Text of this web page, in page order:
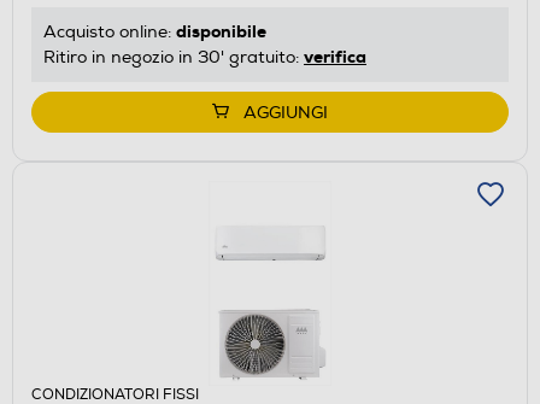
Acquisto online: disponibile
Ritiro in negozio in 30' gratuito: verifica
AGGIUNGI
CONDIZIONATORI FISSI